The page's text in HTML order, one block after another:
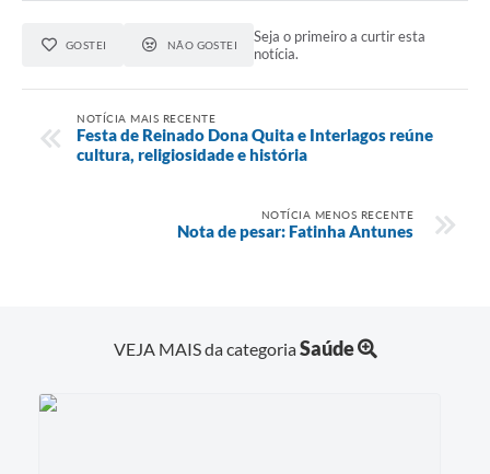
GOSTEI NÃO GOSTEI
Seja o primeiro a curtir esta
notícia.
NOTÍCIA MAIS RECENTE
Festa de Reinado Dona Quita e Interlagos reúne
cultura, religiosidade e história
NOTÍCIA MENOS RECENTE
Nota de pesar: Fatinha Antunes
VEJA MAIS da categoriaSaúde